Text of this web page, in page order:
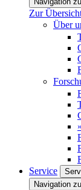
Zur
Über
Service
Navigation